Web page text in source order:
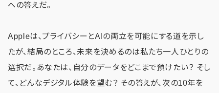
への答えだ。
Appleは、プライバシーとAIの両立を可能にする道を示し
たが、結局のところ、未来を決めるのは私たち一人ひとりの
選択だ。あなたは、自分のデータをどこまで預けたい？ そし
て、どんなデジタル体験を望む？ その答えが、次の10年を